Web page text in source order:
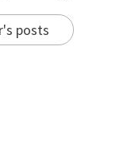
posts